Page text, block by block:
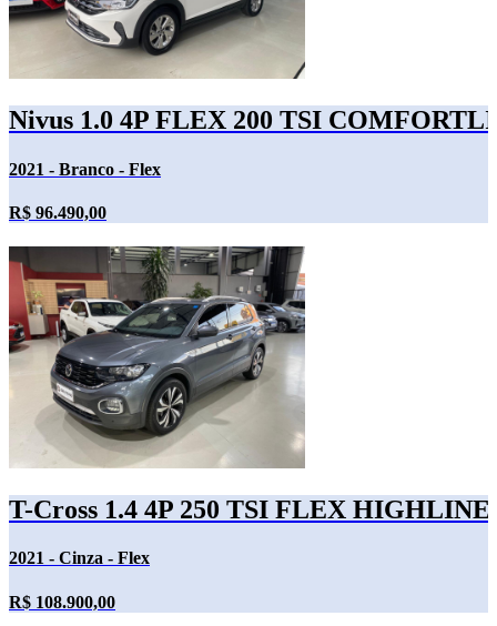
Nivus 1.0 4P FLEX 200 TSI
2021 - Branco - Flex
R$ 96.490,00
T-Cross 1.4 4P 250 TSI FLEX
2021 - Cinza - Flex
R$ 108.900,00